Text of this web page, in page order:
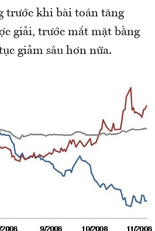
trước khi bài toán tăng
giải, trước mắt mặt bằng
giảm sâu hơn nữa.